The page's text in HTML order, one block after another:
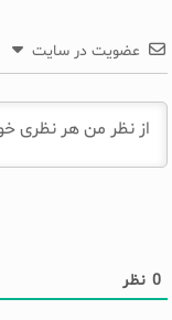
عضویت در سایت
0 نظر